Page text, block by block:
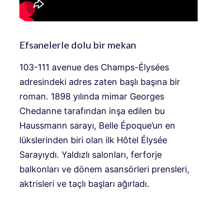
Efsanelerle dolu bir mekan
103-111 avenue des Champs-Élysées
adresindeki adres zaten başlı başına bir
roman. 1898 yılında mimar Georges
Chedanne tarafından inşa edilen bu
Haussmann sarayı, Belle Époque’un en
lükslerinden biri olan ilk Hôtel Élysée
Sarayıydı. Yaldızlı salonları, ferforje
balkonları ve dönem asansörleri prensleri,
aktrisleri ve taçlı başları ağırladı.